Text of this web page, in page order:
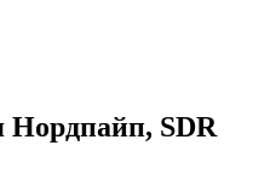
Нордпайп, SDR